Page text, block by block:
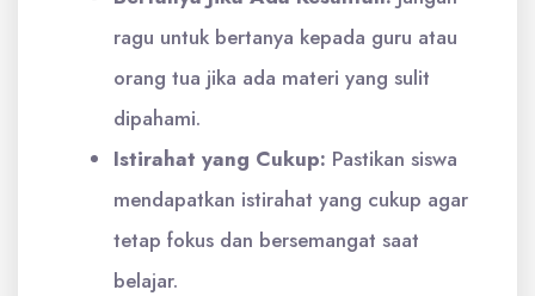
ragu untuk bertanya kepada guru atau
orang tua jika ada materi yang sulit
dipahami.
Istirahat yang Cukup: Pastikan siswa
mendapatkan istirahat yang cukup agar
tetap fokus dan bersemangat saat
belajar.